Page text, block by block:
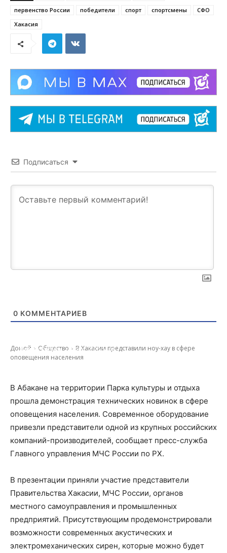
первенство России
победители спорт спортсмены
СФО
Хакасия
Подписаться
0 КОММЕНТАРИЕВ